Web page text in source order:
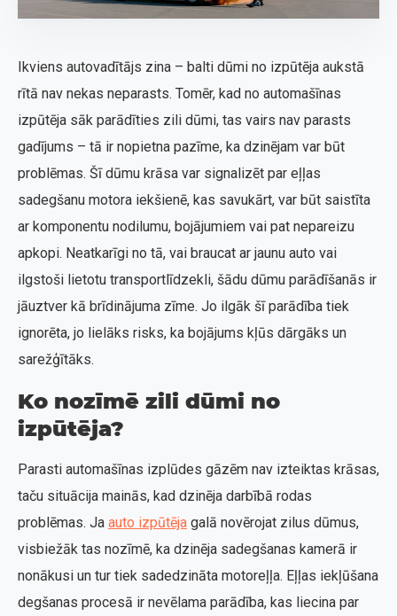
Ikviens autovadītājs zina – balti dūmi no izpūtēja aukstā
rītā nav nekas neparasts. Tomēr, kad no automašīnas
izpūtēja sāk parādīties zili dūmi, tas vairs nav parasts
gadījums – tā ir nopietna pazīme, ka dzinējam var būt
problēmas. Šī dūmu krāsa var signalizēt par eļļas
sadegšanu motora iekšienē, kas savukārt, var būt saistīta
ar komponentu nodilumu, bojājumiem vai pat nepareizu
apkopi. Neatkarīgi no tā, vai braucat ar jaunu auto vai
ilgstoši lietotu transportlīdzekli, šādu dūmu parādīšanās ir
jāuztver kā brīdinājuma zīme. Jo ilgāk šī parādība tiek
ignorēta, jo lielāks risks, ka bojājums kļūs dārgāks un
sarežģītāks.
Ko nozīmē zili dūmi no
izpūtēja?
Parasti automašīnas izplūdes gāzēm nav izteiktas krāsas,
taču situācija mainās, kad dzinēja darbībā rodas
problēmas. Ja auto izpūtēja galā novērojat zilus dūmus,
visbiežāk tas nozīmē, ka dzinēja sadegšanas kamerā ir
nonākusi un tur tiek sadedzināta motoreļļa. Eļļas iekļūšana
degšanas procesā ir nevēlama parādība, kas liecina par